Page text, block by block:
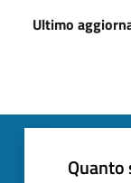
Ultimo